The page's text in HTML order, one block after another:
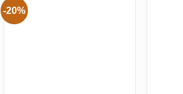
-20%